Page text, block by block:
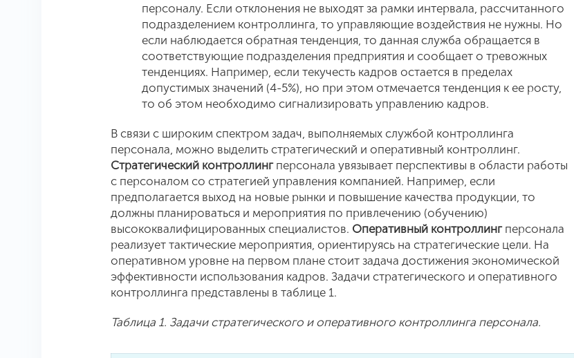
персоналу. Если отклонения не выходят за рамки интервала, рассчитанного
подразделением контроллинга, то управляющие воздействия не нужны. Но
если наблюдается обратная тенденция, то данная служба обращается в
соответствующие подразделения предприятия и сообщает о тревожных
тенденциях. Например, если текучесть кадров остается в пределах
допустимых значений (4-5%), но при этом отмечается тенденция к ее росту,
то об этом необходимо сигнализировать управлению кадров.
В связи с широким спектром задач, выполняемых службой контроллинга
персонала, можно выделить стратегический и оперативный контроллинг.
Стратегический контроллинг персонала увязывает перспективы в области работы
с персоналом со стратегией управления компанией. Например, если
предполагается выход на новые рынки и повышение качества продукции, то
должны планироваться и мероприятия по привлечению (обучению)
высококвалифицированных специалистов. Оперативный контроллингперсонала
реализует тактические мероприятия, ориентируясь на стратегические цели. На
оперативном уровне на первом плане стоит задача достижения экономической
эффективности использования кадров. Задачи стратегического и оперативного
контроллинга представлены в таблице 1.
Таблица 1. Задачи стратегического и оперативного контроллинга персонала.